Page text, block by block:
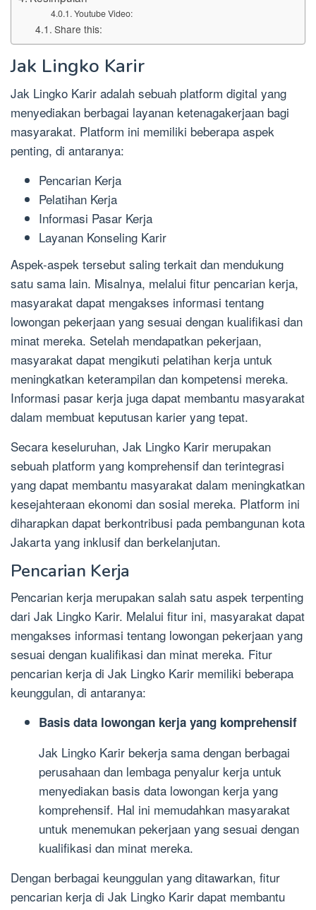
Youtube Video:
Share this:
Jak Lingko Karir
Jak Lingko Karir adalah sebuah platform digital yang
menyediakan berbagai layanan ketenagakerjaan bagi
masyarakat. Platform ini memiliki beberapa aspek
penting, di antaranya:
Pencarian Kerja
Pelatihan Kerja
Informasi Pasar Kerja
Layanan Konseling Karir
Aspek-aspek tersebut saling terkait dan mendukung
satu sama lain. Misalnya, melalui fitur pencarian kerja,
masyarakat dapat mengakses informasi tentang
lowongan pekerjaan yang sesuai dengan kualifikasi dan
minat mereka. Setelah mendapatkan pekerjaan,
masyarakat dapat mengikuti pelatihan kerja untuk
meningkatkan keterampilan dan kompetensi mereka.
Informasi pasar kerja juga dapat membantu masyarakat
dalam membuat keputusan karier yang tepat.
Secara keseluruhan, Jak Lingko Karir merupakan
sebuah platform yang komprehensif dan terintegrasi
yang dapat membantu masyarakat dalam meningkatkan
kesejahteraan ekonomi dan sosial mereka. Platform ini
diharapkan dapat berkontribusi pada pembangunan kota
Jakarta yang inklusif dan berkelanjutan.
Pencarian Kerja
Pencarian kerja merupakan salah satu aspek terpenting
dari Jak Lingko Karir. Melalui fitur ini, masyarakat dapat
mengakses informasi tentang lowongan pekerjaan yang
sesuai dengan kualifikasi dan minat mereka. Fitur
pencarian kerja di Jak Lingko Karir memiliki beberapa
keunggulan, di antaranya:
Basis data lowongan kerja yang komprehensif
Jak Lingko Karir bekerja sama dengan berbagai
perusahaan dan lembaga penyalur kerja untuk
menyediakan basis data lowongan kerja yang
komprehensif. Hal ini memudahkan masyarakat
untuk menemukan pekerjaan yang sesuai dengan
kualifikasi dan minat mereka.
Dengan berbagai keunggulan yang ditawarkan, fitur
pencarian kerja di Jak Lingko Karir dapat membantu